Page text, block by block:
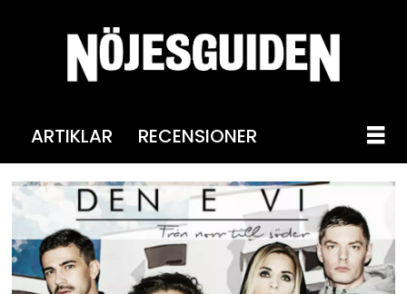
ARTIKLAR RECENSIONER